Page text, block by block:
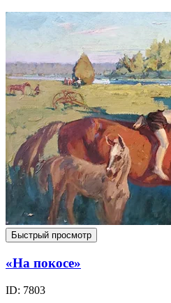
Быстрый просмотр
«На покосе»
ID: 7803